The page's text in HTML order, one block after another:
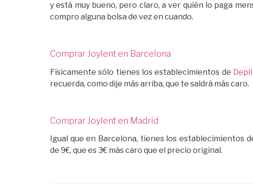
y está muy bueno, pero claro, a ver quién lo paga
compro alguna bolsa de vez en cuando.
Comprar Joylent en Barcelona
Físicamente sólo tienes los establecimientos de
recuerda, como dije más arriba, que te saldrá más caro.
Comprar Joylent en Madrid
Igual que en Barcelona, tienes los establecimientos
de 9€, que es 3€ más caro que el precio original.